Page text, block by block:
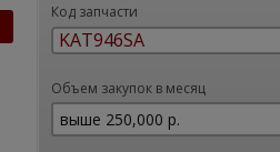
Код запчасти
Объем закупок в месяц